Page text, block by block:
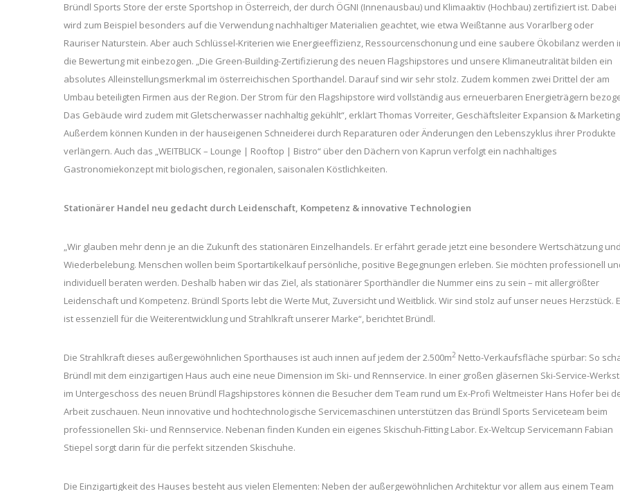
Bründl Sports Store der erste Sportshop in Österreich, der durch ÖGNI (Innenausbau) und Klimaaktiv (Hochbau) zertifiziert ist. Dabei
wird zum Beispiel besonders auf die Verwendung nachhaltiger Materialien geachtet, wie etwa Weißtanne aus Vorarlberg oder
Rauriser Naturstein. Aber auch Schlüssel-Kriterien wie Energieeffizienz, Ressourcenschonung und eine saubere Ökobilanz werden
die Bewertung mit einbezogen. „Die Green-Building-Zertifizierung des neuen Flagshipstores und unsere Klimaneutralität bilden ein
absolutes Alleinstellungsmerkmal im österreichischen Sporthandel. Darauf sind wir sehr stolz. Zudem kommen zwei Drittel der am
Umbau beteiligten Firmen aus der Region. Der Strom für den Flagshipstore wird vollständig aus erneuerbaren Energieträgern
Das Gebäude wird zudem mit Gletscherwasser nachhaltig gekühlt“, erklärt Thomas Vorreiter, Geschäftsleiter Expansion &
Außerdem können Kunden in der hauseigenen Schneiderei durch Reparaturen oder Änderungen den Lebenszyklus ihrer Produkte
verlängern. Auch das „WEITBLICK – Lounge | Rooftop | Bistro“ über den Dächern von Kaprun verfolgt ein nachhaltiges
Gastronomiekonzept mit biologischen, regionalen, saisonalen Köstlichkeiten.
Stationärer Handel neu gedacht durch Leidenschaft, Kompetenz & innovative Technologien
„Wir glauben mehr denn je an die Zukunft des stationären Einzelhandels. Er erfährt gerade jetzt eine besondere Wertschätzung und
Wiederbelebung. Menschen wollen beim Sportartikelkauf persönliche, positive Begegnungen erleben. Sie möchten professionell
individuell beraten werden. Deshalb haben wir das Ziel, als stationärer Sporthändler die Nummer eins zu sein – mit allergrößter
Leidenschaft und Kompetenz. Bründl Sports lebt die Werte Mut, Zuversicht und Weitblick. Wir sind stolz auf unser neues Herzstück.
ist essenziell für die Weiterentwicklung und Strahlkraft unserer Marke“, berichtet Bründl.
Die Strahlkraft dieses außergewöhnlichen Sporthauses ist auch innen auf jedem der 2.500m2 Netto-Verkaufsfläche spürbar: So
Bründl mit dem einzigartigen Haus auch eine neue Dimension im Ski- und Rennservice. In einer großen gläsernen Ski-Service-
im Untergeschoss des neuen Bründl Flagshipstores können die Besucher dem Team rund um Ex-Profi Weltmeister Hans Hofer bei
Arbeit zuschauen. Neun innovative und hochtechnologische Servicemaschinen unterstützen das Bründl Sports Serviceteam beim
professionellen Ski- und Rennservice. Nebenan finden Kunden ein eigenes Skischuh-Fitting Labor. Ex-Weltcup Servicemann Fabian
Stiepel sorgt darin für die perfekt sitzenden Skischuhe.
Die Einzigartigkeit des Hauses besteht aus vielen Elementen: Neben der außergewöhnlichen Architektur vor allem aus einem Team